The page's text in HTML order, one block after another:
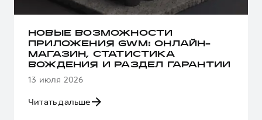
НОВЫЕ ВОЗМОЖНОСТИ
ПРИЛОЖЕНИЯ GWM: ОНЛАЙН-
МАГАЗИН, СТАТИСТИКА
ВОЖДЕНИЯ И РАЗДЕЛ ГАРАНТИИ
13 июля 2026
Читать дальше